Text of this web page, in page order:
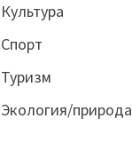
Культура
Спорт
Туризм
Экология/природа